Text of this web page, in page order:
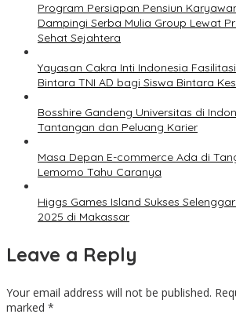
Program Persiapan Pensiun
Dampingi Serba Mulia Group Lewat
Sehat Sejahtera
Yayasan Cakra Inti Indonesia
Bintara TNI AD bagi Siswa Bintara
Bosshire Gandeng Universitas di
Tantangan dan Peluang Karier
Masa Depan E-commerce Ada di
Lemomo Tahu Caranya
Higgs Games Island Sukses
2025 di Makassar
Leave a Reply
Your email address will not be published.
marked *